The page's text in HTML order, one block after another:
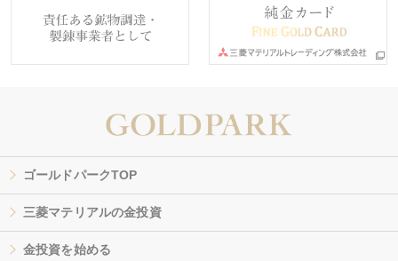
ゴールドパークTOP
三菱マテリアルの金投資
金投資を始める